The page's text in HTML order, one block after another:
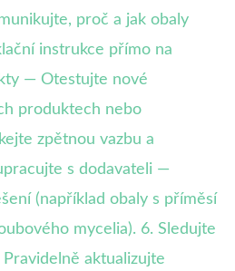
proč a jak obaly
instrukce přímo na
— Otestujte nové
produktech nebo
zpětnou vazbu a
s dodavateli —
(například obaly s příměsí
mycelia). 6. Sledujte
aktualizujte